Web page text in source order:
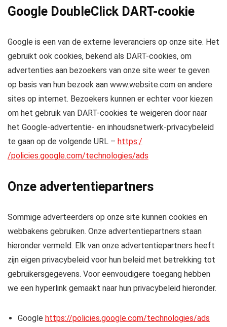
Google DoubleClick DART-cookie
Google is een van de externe leveranciers op onze site. Het
gebruikt ook cookies, bekend als DART-cookies, om
advertenties aan bezoekers van onze site weer te geven
op basis van hun bezoek aan www.website.com en andere
sites op internet. Bezoekers kunnen er echter voor kiezen
om het gebruik van DART-cookies te weigeren door naar
het Google-advertentie- en inhoudsnetwerk-privacybeleid
te gaan op de volgende URL – https:/
/policies.google.com/technologies/ads
Onze advertentiepartners
Sommige adverteerders op onze site kunnen cookies en
webbakens gebruiken. Onze advertentiepartners staan ​​
hieronder vermeld. Elk van onze advertentiepartners heeft
zijn eigen privacybeleid voor hun beleid met betrekking tot
gebruikersgegevens. Voor eenvoudigere toegang hebben
we een hyperlink gemaakt naar hun privacybeleid hieronder.
Google https://policies.google.com/technologies/ads